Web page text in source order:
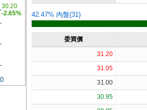
30.20
-2.65%
42.47% 內盤(31)
委買價
31.20
31.05
31.00
30.95